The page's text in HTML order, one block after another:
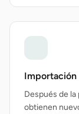
Después de
obtienen